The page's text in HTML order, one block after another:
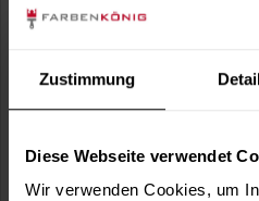
Zustimmung
Diese Webseite verwendet
Wir verwenden Cookies, um
Borstenbreite: